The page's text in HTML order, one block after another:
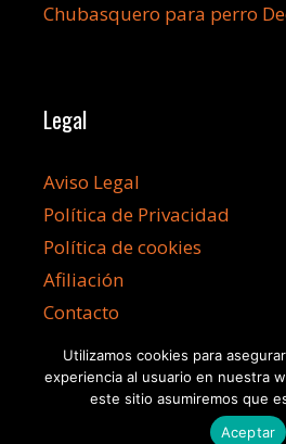
Chubasquero para perro
Legal
Aviso Legal
Política de Privacidad
Política de cookies
Afiliación
Contacto
©2026
Utilizamos cookies para
experiencia al usuario en nuestra
este sitio asumiremos que
Aceptar